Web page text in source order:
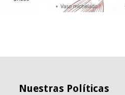
Nuestras Políticas